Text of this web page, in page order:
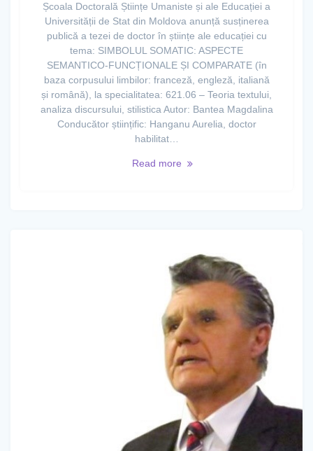
Școala Doctorală Științe Umaniste și ale Educației a
Universității de Stat din Moldova anunță susținerea
publică a tezei de doctor în științe ale educației cu
tema: SIMBOLUL SOMATIC: ASPECTE
SEMANTICO-FUNCȚIONALE ȘI COMPARATE (în
baza corpusului limbilor: franceză, engleză, italiană
și română), la specialitatea: 621.06 – Teoria textului,
analiza discursului, stilistica Autor: Bantea Magdalina
Conducător științific: Hanganu Aurelia, doctor
habilitat…
Read more